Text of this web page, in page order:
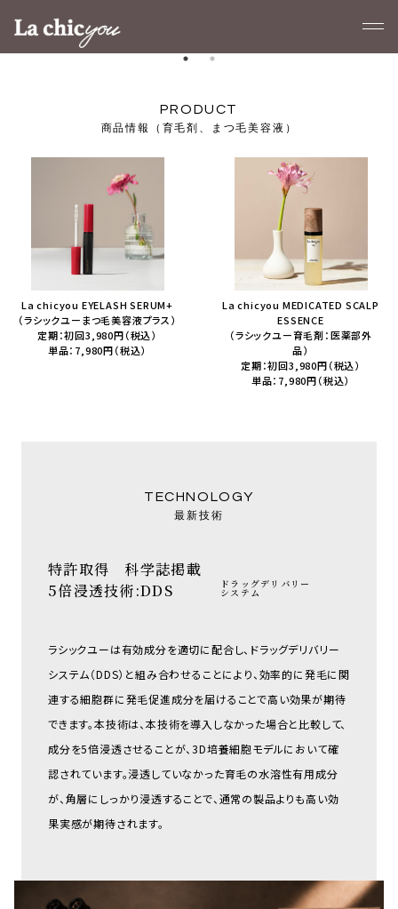
商品情報（育毛剤、まつ毛美容液）
La chicyou EYELASH SERUM+
（ラシックユーまつ毛美容液プラス）
定期：初回3,980円（税込）
単品：7,980円（税込）
La chicyou MEDICATED SCALP
ESSENCE
（ラシックユー育毛剤：医薬部外
品）
定期：初回3,980円（税込）
単品：7,980円（税込）
最新技術
特許取得 科学誌掲載
5倍浸透技術:DDS
ドラッグデリバリー
システム
ラシックユーは有効成分を適切に配合し、ドラッグデリバリー
システム（DDS）と組み合わせることにより、効率的に発毛に関
連する細胞群に発毛促進成分を届けることで高い効果が期待
できます。本技術は、本技術を導入しなかった場合と比較して、
成分を5倍浸透させることが、3D培養細胞モデルにおいて確
認されています。浸透していなかった育毛の水溶性有用成分
が、角層にしっかり浸透することで、通常の製品よりも高い効
果実感が期待されます。